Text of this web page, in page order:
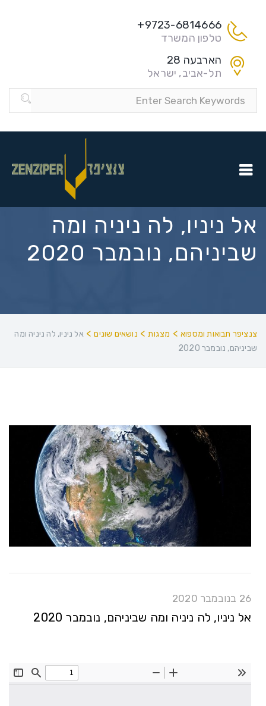
9723-6814666+
טלפון המשרד
הארבעה 28
תל-אביב, ישראל
אל ניניו, לה ניניה ומה
שביניהם, נובמבר 2020
צנציפר תבואות ומספוא > מצגות> נושאים שונים>אל ניניו, לה ניניה ומה
שביניהם, נובמבר 2020
26 בנובמבר 2020
אל ניניו, לה ניניה ומה שביניהם, נובמבר 2020